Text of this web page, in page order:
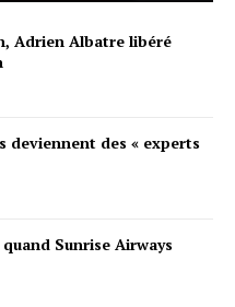
Adrien Albatre libéré
deviennent des « experts
Sunrise Airways